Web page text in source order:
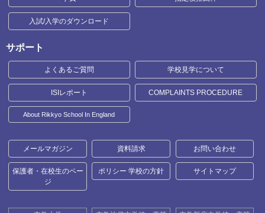
入試/入学のダウンロード
サポート
よくあるご質問 学校見学について
ISIレポート COMPLAINTS PROCEDURE
About Rikkyo School In England
メールマガジン 資料請求 お問い合わせ
保護者・在校生のペー
ジ
ポリシー 学校の方針 サイトマップ